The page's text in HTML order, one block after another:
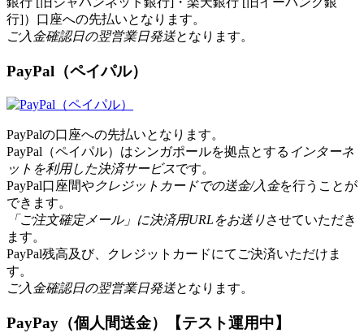
行]）口座への先払いとなります。
ご入金確認日の翌営業日発送となります。
PayPal（ペイパル）
PayPalの口座への先払いとなります。
PayPal（ペイパル）はシンガポールを拠点とする インターネ
ットを利用した決済サービスです。
PayPal口座間やクレジットカードでの送金/入金を行うことが
できます。
「ご注文確定メール」に決済用URLをお送りさせていただき
ます。
PayPal残高及び、クレジットカードにてご決済いただけま
す。
ご入金確認日の翌営業日発送となります。
PayPay（個人間送金）【テスト運用中】